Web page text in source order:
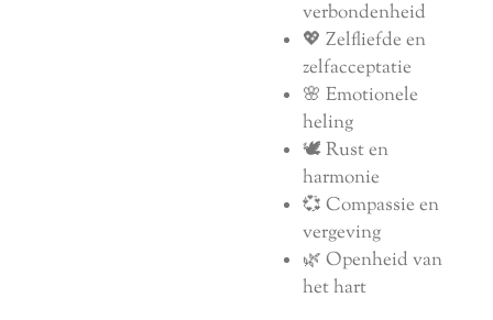
verbondenheid
💖 Zelfliefde en
zelfacceptatie
🌸 Emotionele
heling
🕊️ Rust en
harmonie
💞 Compassie en
vergeving
🌿 Openheid van
het hart